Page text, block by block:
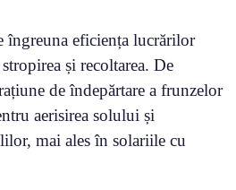
îngreuna eficiența lucrărilor
și recoltarea. De
de îndepărtare a frunzelor
aerisirea solului și
mai ales în solariile cu